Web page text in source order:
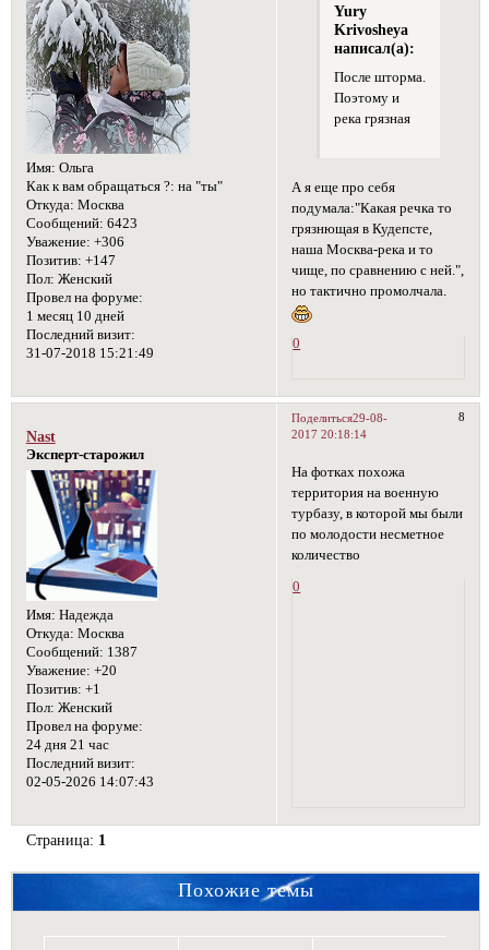
Имя: Ольга
Как к вам обращаться ?: на "ты"
Откуда: Москва
Сообщений: 6423
Уважение: +306
Позитив: +147
Пол: Женский
Провел на форуме:
1 месяц 10 дней
Последний визит:
31-07-2018 15:21:49
Yury
Krivosheya
написал(а):
После шторма.
Поэтому и
река грязная
А я еще про себя
подумала:"Какая речка то
грязнющая в Кудепсте,
наша Москва-река и то
чище, по сравнению с ней.",
но тактично промолчала.
0
Поделиться 8
29-08-
2017 20:18:14
Nast
Эксперт-старожил
Имя: Надежда
Откуда: Москва
Сообщений: 1387
Уважение: +20
Позитив: +1
Пол: Женский
Провел на форуме:
24 дня 21 час
Последний визит:
02-05-2026 14:07:43
На фотках похожа
территория на военную
турбазу, в которой мы были
по молодости несметное
количество
0
Страница: 1
Похожие темы